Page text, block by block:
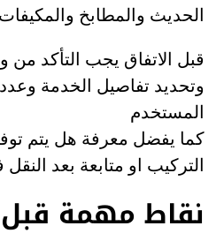
الحديث والمطابخ والمكيفات
قبل الاتفاق يجب التأكد من
وتحديد تفاصيل الخدمة
المستخدم
كما يفضل معرفة هل يتم
التركيب او متابعة بعد
نقاط مهمة قبل